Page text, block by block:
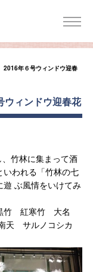
年６号ウィンドウ迎春
ィンドウ迎春花
竹林に集まって酒
いわれる「竹林の七
遊 ぶ風情をいけてみ
竹 紅寒竹 大名
サルノコシカ